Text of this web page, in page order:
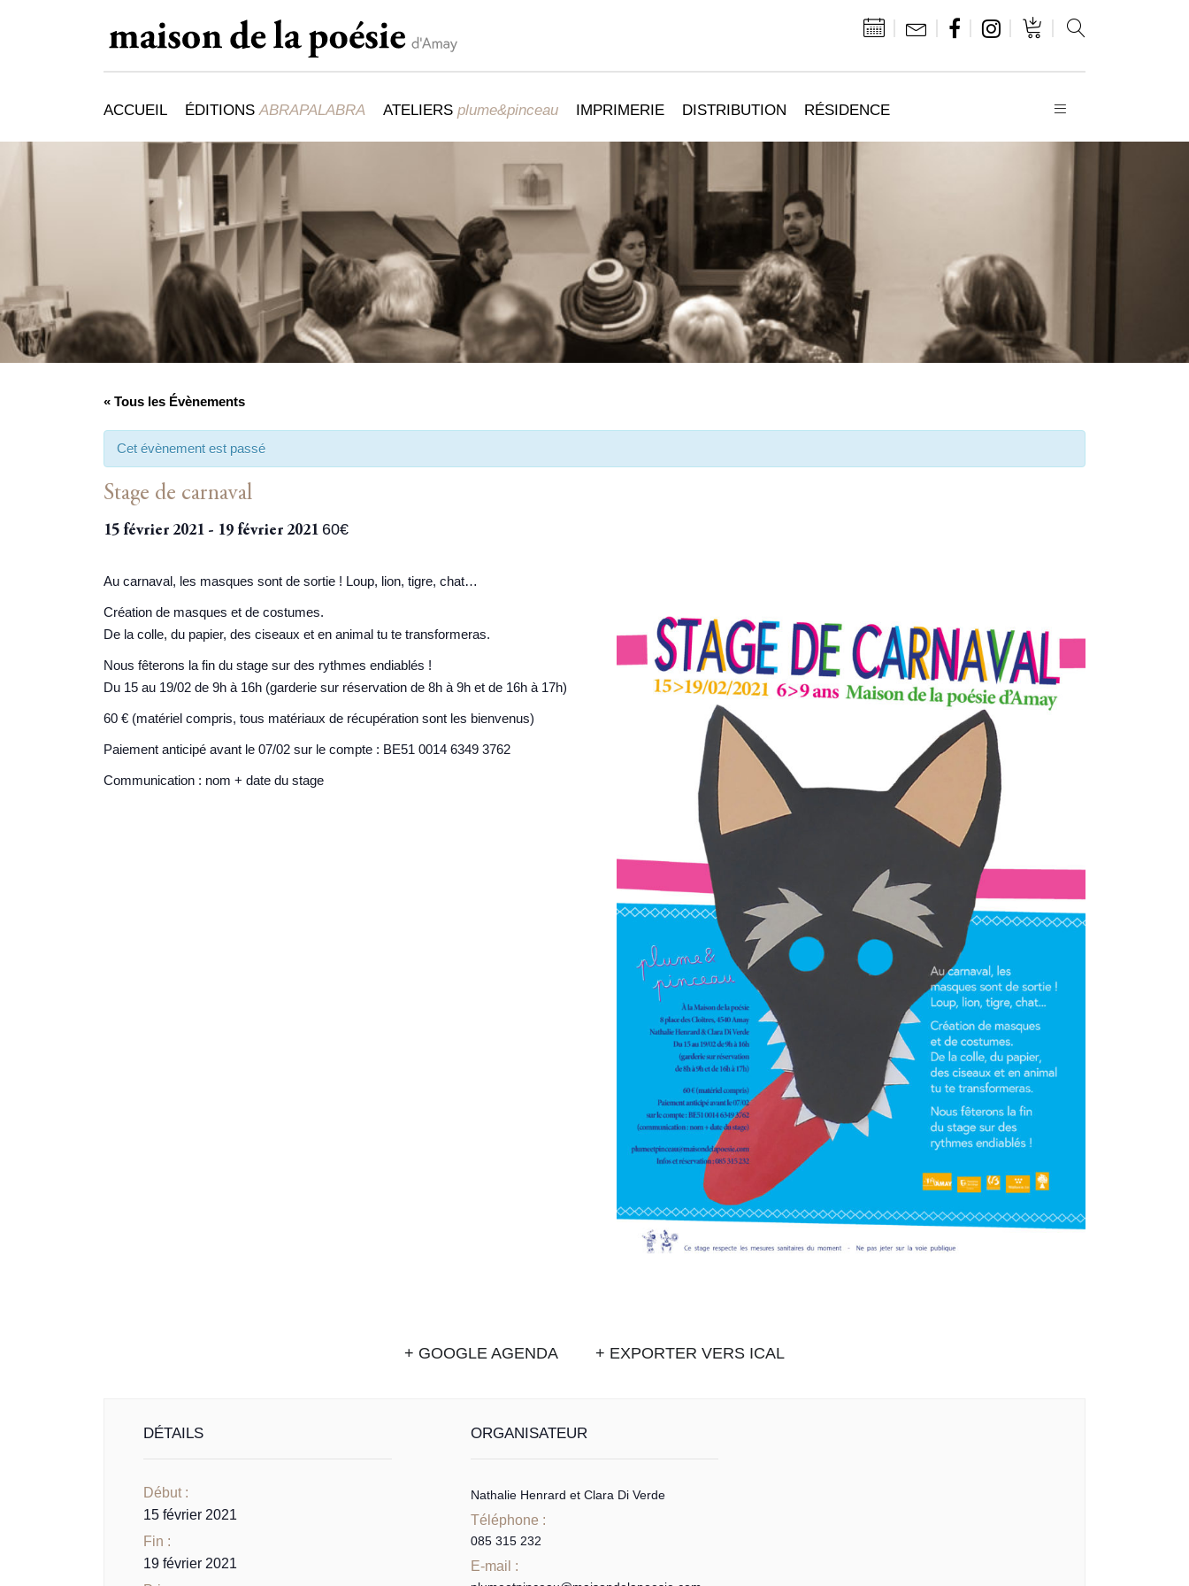
ACCUEIL ÉDITIONS ABRAPALABRA ATELIERS plume&pinceau IMPRIMERIE DISTRIBUTION RÉSIDENCE
« Tous les Évènements
Cet évènement est passé
Stage de carnaval
15 février 2021 - 19 février 2021 60€
Au carnaval, les masques sont de sortie ! Loup, lion, tigre, chat…
Création de masques et de costumes.
De la colle, du papier, des ciseaux et en animal tu te transformeras.
Nous fêterons la fin du stage sur des rythmes endiablés !
Du 15 au 19/02 de 9h à 16h (garderie sur réservation de 8h à 9h et de 16h à 17h)
60 € (matériel compris, tous matériaux de récupération sont les bienvenus)
Paiement anticipé avant le 07/02 sur le compte : BE51 0014 6349 3762
Communication : nom + date du stage
+ GOOGLE AGENDA + EXPORTER VERS ICAL
DÉTAILS
Début :
15 février 2021
Fin :
19 février 2021
ORGANISATEUR
Nathalie Henrard et Clara Di Verde
Téléphone :
085 315 232
E-mail :